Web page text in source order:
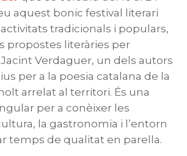
aquest bonic festival literari
tradicionals i populars,
propostes literàries per
Verdaguer, un dels autors
per a la poesia catalana de la
arrelat al territori. És una
per a conèixer les
la gastronomia i l’entorn
temps de qualitat en parella.